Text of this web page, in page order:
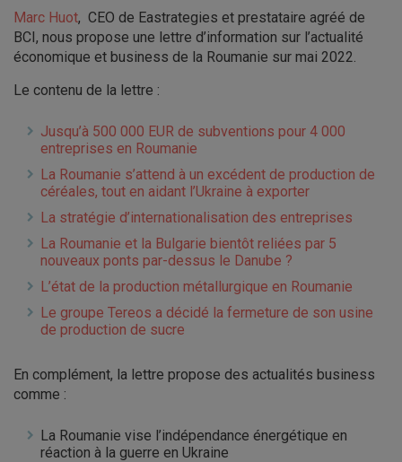
Marc Huot, CEO de Eastrategies et prestataire agréé de
BCI, nous propose une lettre d’information sur l’actualité
économique et business de la Roumanie sur mai 2022.
Le contenu de la lettre :
Jusqu’à 500 000 EUR de subventions pour 4 000
entreprises en Roumanie
La Roumanie s’attend à un excédent de production de
céréales, tout en aidant l’Ukraine à exporter
La stratégie d’internationalisation des entreprises
La Roumanie et la Bulgarie bientôt reliées par 5
nouveaux ponts par-dessus le Danube ?
L’état de la production métallurgique en Roumanie
Le groupe Tereos a décidé la fermeture de son usine
de production de sucre
En complément, la lettre propose des actualités business
comme :
La Roumanie vise l’indépendance énergétique en
réaction à la guerre en Ukraine